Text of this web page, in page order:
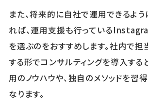
また、将来的に自社で運用できるよ
れば、運用支援も行っている
を選ぶのをおすすめします。社内で
する形でコンサルティングを導入す
用のノウハウや、独自のメソッドを習
なります。